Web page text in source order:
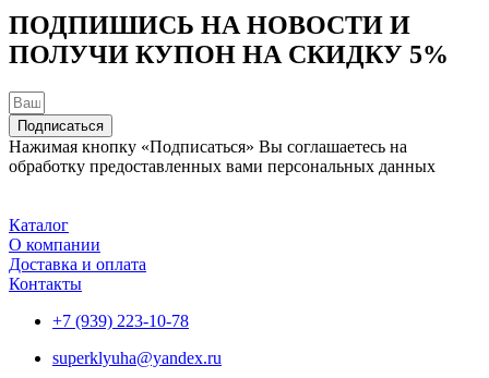
ПОДПИШИСЬ НА НОВОСТИ И
ПОЛУЧИ КУПОН НА СКИДКУ 5%
Подписаться
Нажимая кнопку «Подписаться» Вы соглашаетесь на
обработку предоставленных вами персональных данных
Каталог
О компании
Доставка и оплата
Контакты
+7 (939) 223-10-78
superklyuha@yandex.ru